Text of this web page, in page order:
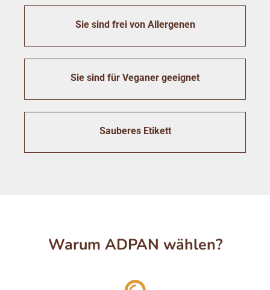
Sie sind frei von Allergenen
Sie sind für Veganer geeignet
Sauberes Etikett
Warum ADPAN wählen?